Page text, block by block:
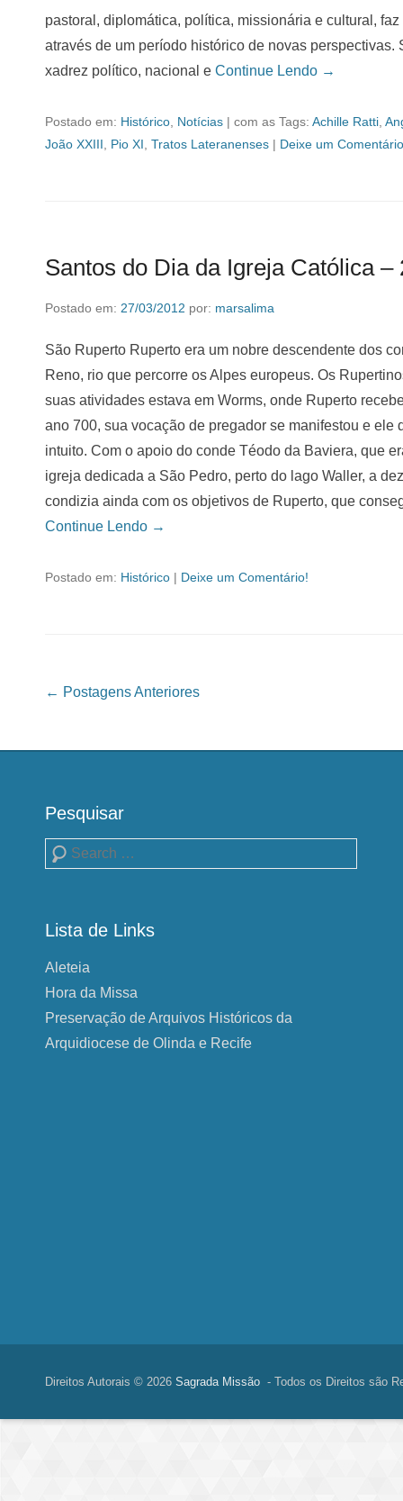
pastoral, diplomática, política, missionária e cultural,
através de um período histórico de novas
xadrez político, nacional e Continue Lendo →
Postado em: Histórico Notícias | com as Tags: Achille Ratti
João XXIII
Pio XI Tratos Lateranenses | Deixe um
Santos do Dia da Igreja Católica –
Postado em: 27/03/2012 por: marsalima
São Ruperto Ruperto era um nobre descendente dos
Reno, rio que percorre os Alpes europeus. Os
suas atividades estava em Worms, onde Ruperto
ano 700, sua vocação de pregador se manifestou e
intuito. Com o apoio do conde Téodo da Baviera, que
igreja dedicada a São Pedro, perto do lago Waller, a
condizia ainda com os objetivos de Ruperto, que
Continue Lendo →
Postado em: Histórico | Deixe um Comentário!
Navegação das Postagens
← Postagens Anteriores
Pesquisar
Pesquisa
Lista de Links
Aleteia
Hora da Missa
Preservação de Arquivos Históricos da
Arquidiocese de Olinda e Recife
Direitos Autorais © 2026 Sagrada Missão - Todos os Direitos são